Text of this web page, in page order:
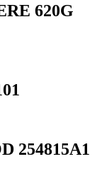
620G
254815A1